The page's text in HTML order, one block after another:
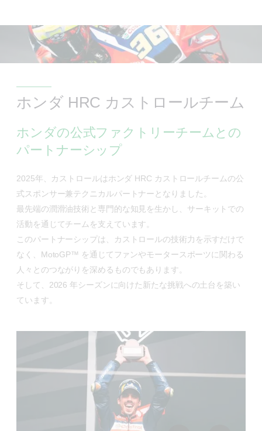
ホンダ HRC カストロールチーム
ホンダの公式ファクトリーチームとの
パートナーシップ
2025年、カストロールはホンダ HRC カストロールチームの公
式スポンサー兼テクニカルパートナーとなりました。
最先端の潤滑油技術と専門的な知見を生かし、サーキットでの
活動を通じてチームを支えています。
このパートナーシップは、カストロールの技術力を示すだけで
なく、MotoGP™ を通じてファンやモータースポーツに関わる
人々とのつながりを深めるものでもあります。
そして、2026 年シーズンに向けた新たな挑戦への土台を築い
ています。